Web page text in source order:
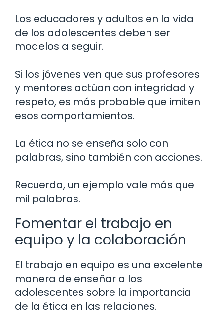
Los educadores y adultos en la vida
de los adolescentes deben ser
modelos a seguir.
Si los jóvenes ven que sus profesores
y mentores actúan con integridad y
respeto, es más probable que imiten
esos comportamientos.
La ética no se enseña solo con
palabras, sino también con acciones.
Recuerda, un ejemplo vale más que
mil palabras.
Fomentar el trabajo en
equipo y la colaboración
El trabajo en equipo es una excelente
manera de enseñar a los
adolescentes sobre la importancia
de la ética en las relaciones.